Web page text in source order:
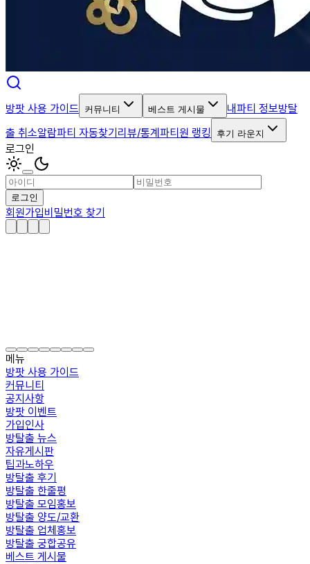
방팟 사용 가이드 커뮤니티 베스트 게시물 내파티 정보방탈
출 취소알람파티 자동찾기리뷰/통계파티원 랭킹 후기 라운지
로그인
로그인
회원가입비밀번호 찾기
메뉴
방팟 사용 가이드
커뮤니티
공지사항
방팟 이벤트
가입인사
방탈출 뉴스
자유게시판
팁과노하우
방탈출 후기
방탈출 한줄평
방탈출 모임홍보
방탈출 양도/교환
방탈출 업체홍보
방탈출 궁합공유
베스트 게시물